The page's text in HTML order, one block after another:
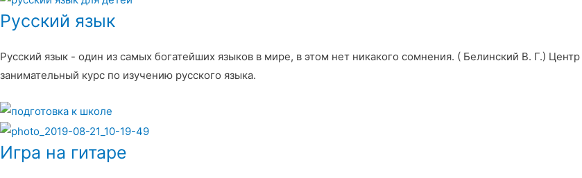
Русский язык
Русский язык - один из самых богатейших языков в мире, в этом нет никакого сомнения. ( Белинский В. Г.)
занимательный курс по изучению русского языка.
Игра на гитаре